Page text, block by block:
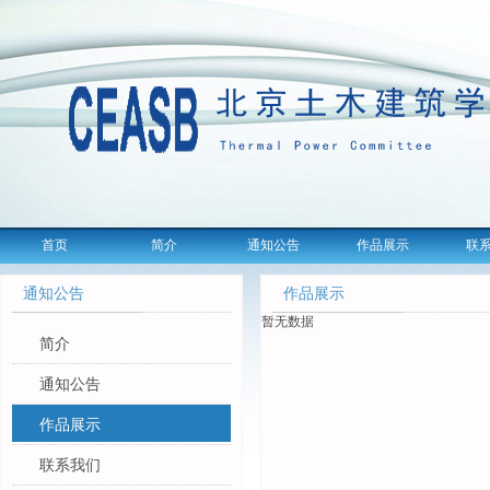
首页 简介 通知公告 作品展示 联
通知公告
简介
通知公告
作品展示
联系我们
作品展示
暂无数据